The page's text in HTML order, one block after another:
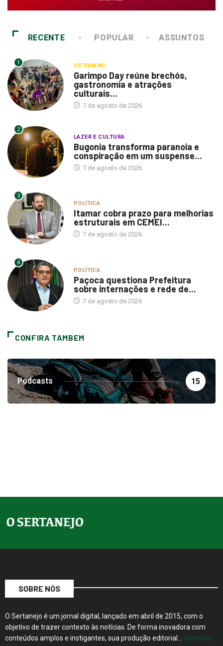
RECENTE POPULAR ASSUNTOS
1 COTIDIANO
Garimpo Day reúne brechós,
gastronomia e atrações
culturais...
7 de agosto de 2026
2
LAZER E CULTURA
Bugonia transforma paranoia e
conspiração em um suspense...
7 de agosto de 2026
3
POLÍTICA
Itamar cobra prazo para melhorias
estruturais em CEMEI...
7 de agosto de 2026
4
POLÍTICA
Paçoca questiona Prefeitura
sobre internações e rede de...
7 de agosto de 2026
CONFIRA TAMBEM
Podcasts 15
SOBRE NÓS
O Sertanejo é um jornal digital, lançado em abril de 2015, com o
objetivo de trazer contexto às notícias. De forma inovadora com
conteúdos amplos e instigantes, sua produção editorial… Continue